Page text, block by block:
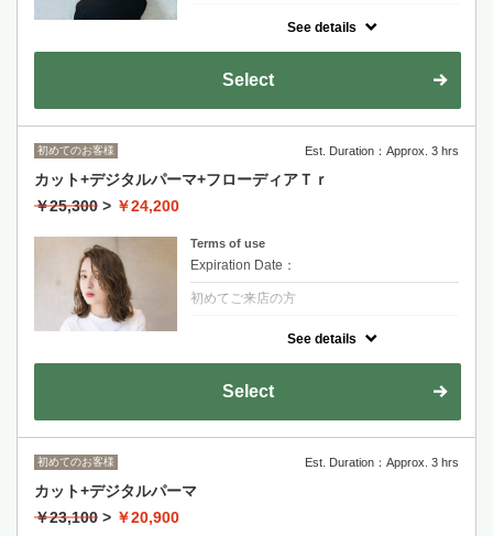
当日髪の状態によってはコスメ縮毛矯正に変
更もしくは施術をお断りさせて頂く場合がご
ざいます。
RYOHEI+2200
剪髮+離子燙+FLOWDIA護髮
See details
Select
初めてのお客様 Est. Duration：Approx. 3 hrs
カット+デジタルパーマ+フローディアＴｒ
￥25,300 > ￥24,200
Terms of use
Expiration Date：
初めてご来店の方
デジタルパーマ】髪質、痛みの状態に合わせ
た細かい薬剤選定。
【傷んだ部分に直接反応する最新バルネイド
剪髮+熱塑燙+FLOWDIA護髮
適合想要簡單整理吹乾繞吹就有型的客人
スタイリスト指名の場合
See details
Select
初めてのお客様 Est. Duration：Approx. 3 hrs
カット+デジタルパーマ
￥23,100 > ￥20,900